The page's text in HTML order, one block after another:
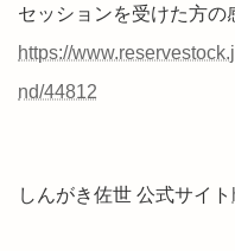
セッションを受けた方の
https://
nd/44812
しんがき佐世 公式サイト